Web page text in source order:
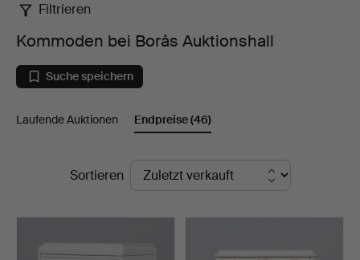
Kommoden
bei
Borås
Auktionshall
Filtrieren
Kommoden bei Borås Auktionshall
Suche speichern
Laufende Auktionen Endpreise(46)
EndpreiseSortieren